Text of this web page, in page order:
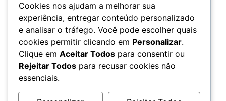
Cookies nos ajudam a melhorar sua
experiência, entregar conteúdo personalizado
e analisar o tráfego. Você pode escolher quais
cookies permitir clicando em Personalizar.
Clique em Aceitar Todos para consentir ou
Rejeitar Todos para recusar cookies não
essenciais.